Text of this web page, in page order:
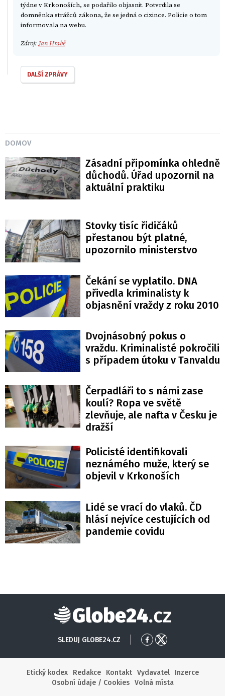
týdne v Krkonoších, se podařilo objasnit. Potvrdila se
domněnka strážců zákona, že se jedná o cizince. Policie o tom
informovala na webu.
Zdroj: Jan Hrabě
DALŠÍ ZPRÁVY
DOMOV
Zásadní připomínka ohledně
důchodů. Úřad upozornil na
aktuální praktiku
Stovky tisíc řidičáků
přestanou být platné,
upozornilo ministerstvo
Čekání se vyplatilo. DNA
přivedla kriminalisty k
objasnění vraždy z roku 2010
Dvojnásobný pokus o
vraždu. Kriminalisté pokročili
s případem útoku v Tanvaldu
Čerpadláři to s námi zase
koulí? Ropa ve světě
zlevňuje, ale nafta v Česku je
dražší
Policisté identifikovali
neznámého muže, který se
objevil v Krkonoších
Lidé se vrací do vlaků. ČD
hlásí nejvíce cestujících od
pandemie covidu
Globe24
SLEDUJ GLOBE24.CZ
PřejítPřejít
Etický kodex
Redakce Kontakt Vydavatel
Inzerce
Osobní údaje / Cookies
Volná místa